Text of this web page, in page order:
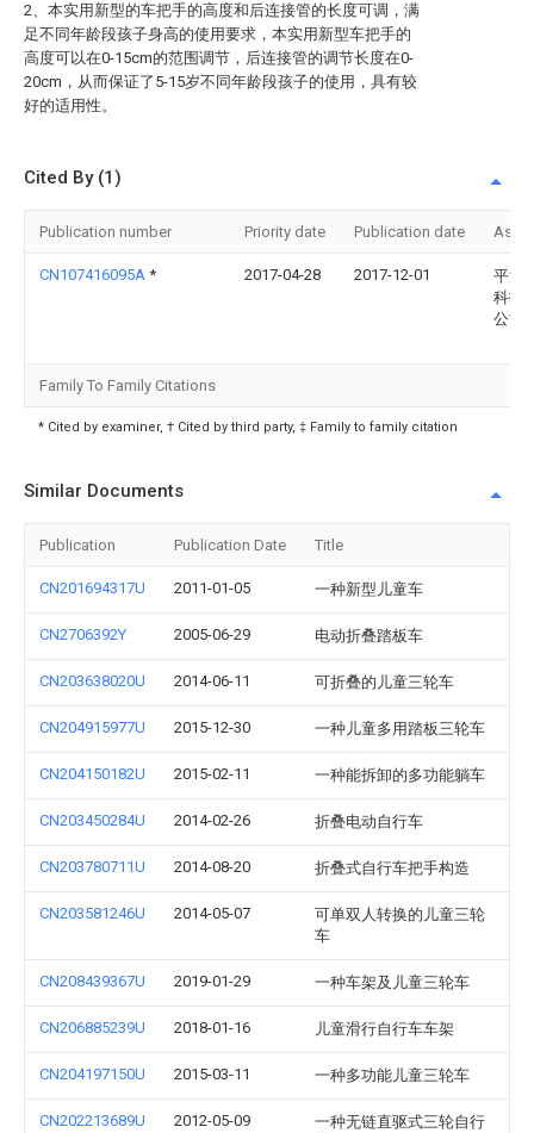
2、本实用新型的车把手的高度和后连接管的长度可调，满
足不同年龄段孩子身高的使用要求，本实用新型车把手的
高度可以在0-15cm的范围调节，后连接管的调节长度在0-
20cm，从而保证了5-15岁不同年龄段孩子的使用，具有较
好的适用性。
Cited By (1)
Publication number Priority date Publication date
CN107416095A * 2017-04-28 2017-12-01
平湖
科技
公司
Family To Family Citations
* Cited by examiner, † Cited by third party, ‡ Family to family citation
Similar Documents
Publication Publication Date Title
CN201694317U 2011-01-05 一种新型儿童车
CN2706392Y 2005-06-29 电动折叠踏板车
CN203638020U 2014-06-11 可折叠的儿童三轮车
CN204915977U 2015-12-30 一种儿童多用踏板三轮车
CN204150182U 2015-02-11 一种能拆卸的多功能躺车
CN203450284U 2014-02-26 折叠电动自行车
CN203780711U 2014-08-20 折叠式自行车把手构造
CN203581246U 2014-05-07
可单双人转换的儿童三轮
车
CN208439367U 2019-01-29 一种车架及儿童三轮车
CN206885239U 2018-01-16 儿童滑行自行车车架
CN204197150U 2015-03-11 一种多功能儿童三轮车
CN202213689U 2012-05-09
一种无链直驱式三轮自行